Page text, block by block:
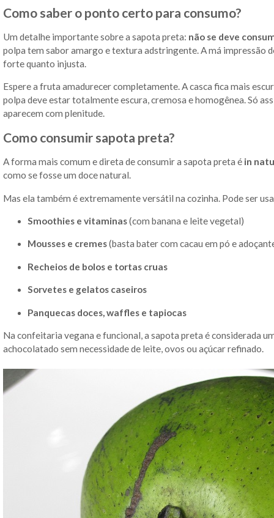
Como saber o ponto certo para consumo?
Um detalhe importante sobre a sapota preta: não se deve
polpa tem sabor amargo e textura adstringente. A má impressão
forte quanto injusta.
Espere a fruta amadurecer completamente. A casca fica mais
polpa deve estar totalmente escura, cremosa e homogênea. Só
aparecem com plenitude.
Como consumir sapota preta?
A forma mais comum e direta de consumir a sapota preta é in
como se fosse um doce natural.
Mas ela também é extremamente versátil na cozinha. Pode ser
Smoothies e vitaminas(com banana e leite vegetal)
Mousses e cremes(basta bater com cacau em pó e
Recheios de bolos e tortas cruas
Sorvetes e gelatos caseiros
Panquecas doces, waffles e tapiocas
Na confeitaria vegana e funcional, a sapota preta é considerada
achocolatado sem necessidade de leite, ovos ou açúcar refinado.